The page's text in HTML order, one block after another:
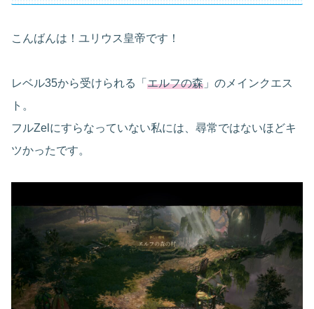
こんばんは！ユリウス皇帝です！
レベル35から受けられる「 エルフの森 」のメインクエス
ト。
フルZelにすらなっていない私には、尋常ではないほどキ
ツかったです。